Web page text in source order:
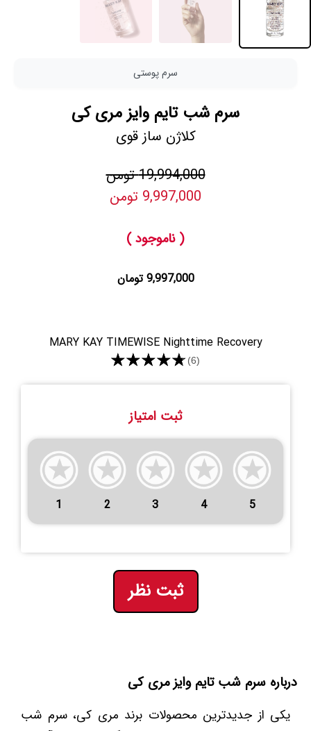
سرم پوستی
سرم شب تایم وایز مری کی
کلاژن ساز قوی
19,994,000 تومن
9,997,000 تومن
( ناموجود )
9,997,000 تومان
MARY KAY TIMEWISE Nighttime Recovery
★★★★★(6)
ثبت امتیاز
1 2 3 4 5
ثبت نظر
درباره سرم شب تایم وایز مری کی
یکی از جدیدترین محصولات برند مری کی، سرم شب